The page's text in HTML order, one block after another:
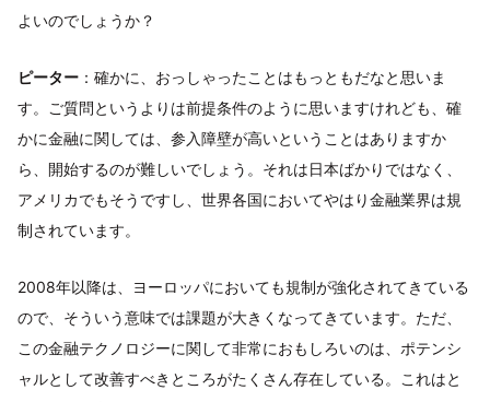
よいのでしょうか？
ピーター ：確かに、おっしゃったことはもっともだなと思いま
す。ご質問というよりは前提条件のように思いますけれども、確
かに金融に関しては、参入障壁が高いということはありますか
ら、開始するのが難しいでしょう。それは日本ばかりではなく、
アメリカでもそうですし、世界各国においてやはり金融業界は規
制されています。
2008年以降は、ヨーロッパにおいても規制が強化されてきている
ので、そういう意味では課題が大きくなってきています。ただ、
この金融テクノロジーに関して非常におもしろいのは、ポテンシ
ャルとして改善すべきところがたくさん存在している。これはと